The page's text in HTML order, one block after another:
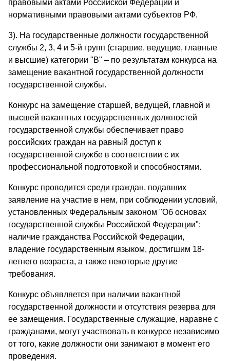
правовыми актами Российской Федерации и
нормативными правовыми актами субъектов РФ.
3). На государственные должности государственной
службы 2, 3, 4 и 5-й групп (старшие, ведущие, главные
и высшие) категории "В" – по результатам конкурса на
замещение вакантной государственной должности
государственной службы.
Конкурс на замещение старшей, ведущей, главной и
высшей вакантных государственных должностей
государственной службы обеспечивает право
российских граждан на равный доступ к
государственной службе в соответствии с их
профессиональной подготовкой и способностями.
Конкурс проводится среди граждан, подавших
заявление на участие в нем, при соблюдении условий,
установленных Федеральным законом "Об основах
государственной службы Российской Федерации":
наличие гражданства Российской Федерации,
владение государственным языком, достигшим 18-
летнего возраста, а также некоторые другие
требования.
Конкурс объявляется при наличии вакантной
государственной должности и отсутствия резерва для
ее замещения. Государственные служащие, наравне с
гражданами, могут участвовать в конкурсе независимо
от того, какие должности они занимают в момент его
проведения.